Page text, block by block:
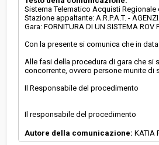
Sistema Telematico Acquisti Regionale
Stazione appaltante: A.R.P.A.T. -
Gara: FORNITURA DI UN SISTEMA ROV
Con la presente si comunica che in
Alle fasi della procedura di gara che si
concorrente, ovvero persone munite di
Il Responsabile del procedimento
Il responsabile del procedimento
Autore della comunicazione: KATIA